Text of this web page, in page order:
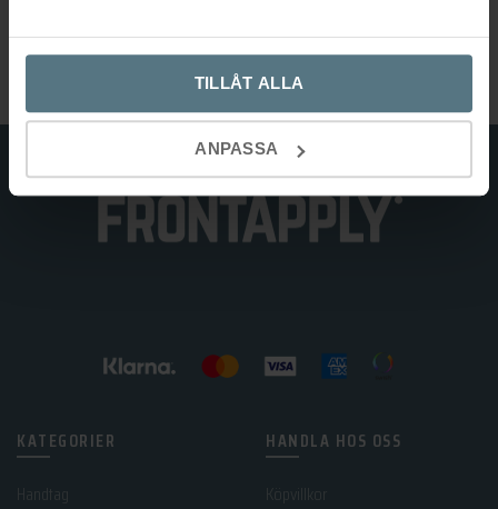
TILLÅT ALLA
ANPASSA
Kategorier: Dörrhandtag,Wc-vred och nyckelskyltar
KATEGORIER
Handtag
HANDLA HOS OSS